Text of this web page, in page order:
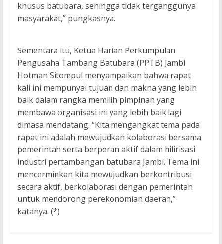
khusus batubara, sehingga tidak terganggunya
masyarakat,” pungkasnya.
Sementara itu, Ketua Harian Perkumpulan
Pengusaha Tambang Batubara (PPTB) Jambi
Hotman Sitompul menyampaikan bahwa rapat
kali ini mempunyai tujuan dan makna yang lebih
baik dalam rangka memilih pimpinan yang
membawa organisasi ini yang lebih baik lagi
dimasa mendatang. “Kita mengangkat tema pada
rapat ini adalah mewujudkan kolaborasi bersama
pemerintah serta berperan aktif dalam hilirisasi
industri pertambangan batubara Jambi. Tema ini
mencerminkan kita mewujudkan berkontribusi
secara aktif, berkolaborasi dengan pemerintah
untuk mendorong perekonomian daerah,”
katanya. (*)